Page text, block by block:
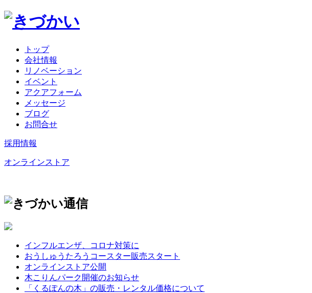
トップ
会社情報
リノベーション
イベント
アクアフォーム
メッセージ
ブログ
お問合せ
採用情報
オンラインストア
インフルエンザ、コロナ対策に
おうしゅうたろうコースター販売スタート
オンラインストア公開
木こりんパーク開催のお知らせ
「くるぽんの木」の販売・レンタル価格について